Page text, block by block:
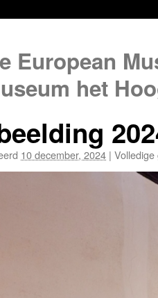
European
het
10 december, 2024 |